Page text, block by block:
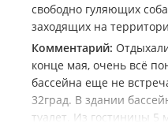
свободно гуляющих
заходящих на
Комментарий:
конце мая, очень всё
бассейна еще не
32град. В здании
туалет. Из гостиницы 5